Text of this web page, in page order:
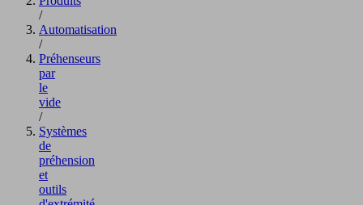
/
Automatisation
/
Préhenseurs
par
le
vide
/
Systèmes
de
préhension
et
outils